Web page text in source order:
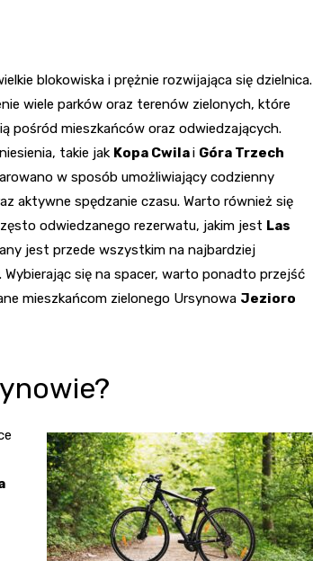
blokowiska i prężnie rozwijająca się dzielnica.
wiele parków oraz terenów zielonych, które
pośród mieszkańców oraz odwiedzających.
takie jak Kopa Cwilai Góra Trzech
w sposób umożliwiający codzienny
aktywne spędzanie czasu. Warto również się
odwiedzanego rezerwatu, jakim jest Las
jest przede wszystkim na najbardziej
się na spacer, warto ponadto przejść
mieszkańcom zielonego Ursynowa Jezioro